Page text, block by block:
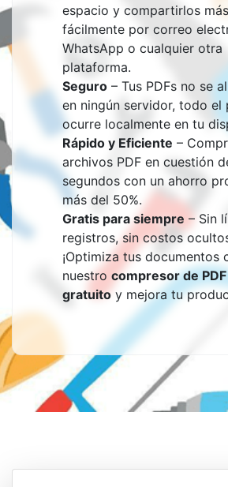
espacio y compartirlos más
fácilmente por correo
WhatsApp o cualquier otra
plataforma.
Seguro – Tus PDFs no se
en ningún servidor, todo el
ocurre localmente en tu
Rápido y Eficiente –
archivos PDF en cuestión
segundos con un ahorro
más del 50%.
Gratis para siempre – Sin
registros, sin costos
¡Optimiza tus documentos
nuestro compresor de
gratuito y mejora tu